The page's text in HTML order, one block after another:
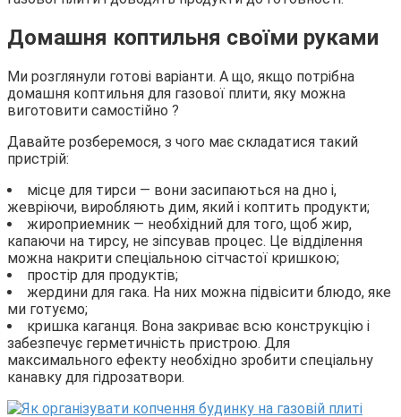
Домашня коптильня своїми руками
Ми розглянули готові варіанти. А що, якщо потрібна
домашня коптильня для газової плити, яку можна
виготовити самостійно ?
Давайте розберемося, з чого має складатися такий
пристрій:
місце для тирси — вони засипаються на дно і,
жевріючи, виробляють дим, який і коптить продукти;
жироприемник — необхідний для того, щоб жир,
капаючи на тирсу, не зіпсував процес. Це відділення
можна накрити спеціальною сітчастої кришкою;
простір для продуктів;
жердини для гака. На них можна підвісити блюдо, яке
ми готуємо;
кришка каганця. Вона закриває всю конструкцію і
забезпечує герметичність пристрою. Для
максимального ефекту необхідно зробити спеціальну
канавку для гідрозатвори.